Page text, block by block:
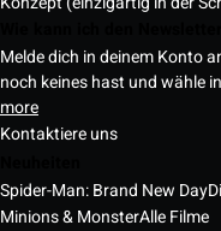
Melde dich in deinem Konto
noch keines hast und wähle
more
Kontaktiere uns
Spider-Man: Brand New Day
Minions & MonsterAlle Filme